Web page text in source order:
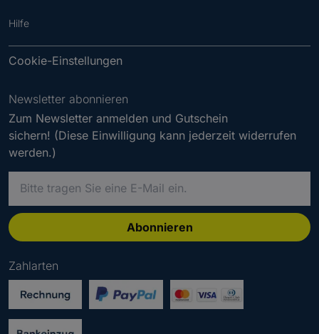
Hilfe
Cookie-Einstellungen
Newsletter abonnieren
Zum Newsletter anmelden und Gutschein
sichern! (Diese Einwilligung kann jederzeit widerrufen
werden.)
t
e
e
n
Abonnieren
Zahlarten